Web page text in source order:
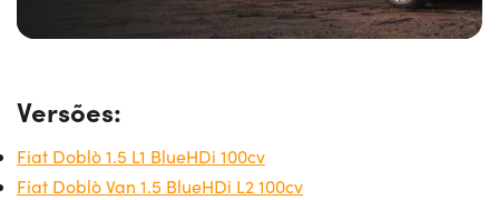
Versões:
Fiat Doblò 1.5 L1 BlueHDi 100cv
Fiat Doblò Van 1.5 BlueHDi L2 100cv